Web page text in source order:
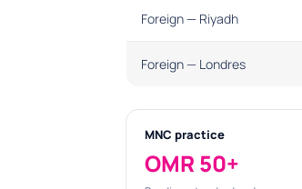
Foreign — Riyadh
Foreign — Londres
MNC practice
OMR 50+